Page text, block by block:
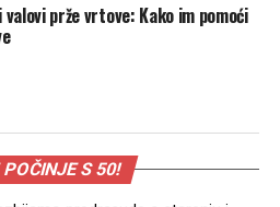
valovi prže vrtove: Kako im pomoći
POČINJE S 50!